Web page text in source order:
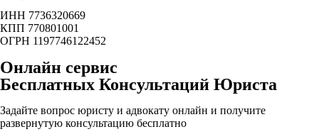
ИНН 7736320669
КПП 770801001
ОГРН 1197746122452
Онлайн сервис
Бесплатных Консультаций Юриста
Задайте вопрос юристу и адвокату онлайн и получите
развернутую консультацию бесплатно